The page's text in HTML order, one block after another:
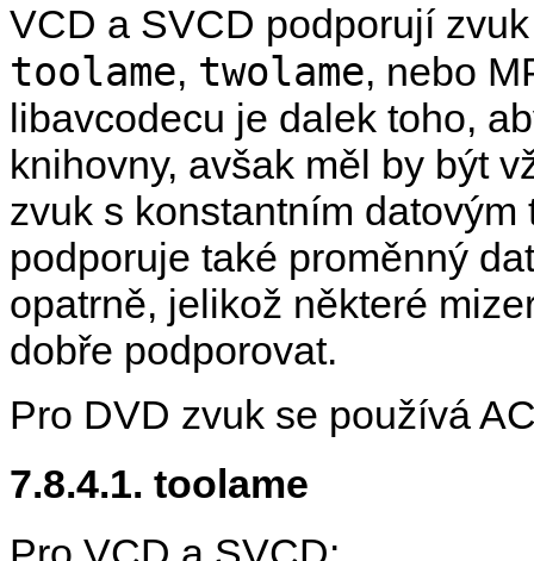
VCD a SVCD podporují
toolame, twolame, nebo
libavcodecu je dalek toho,
knihovny, avšak měl by být
zvuk s konstantním
podporuje také proměnný
opatrně, jelikož některé
dobře podporovat.
Pro DVD zvuk se používá
7.8.4.1. toolame